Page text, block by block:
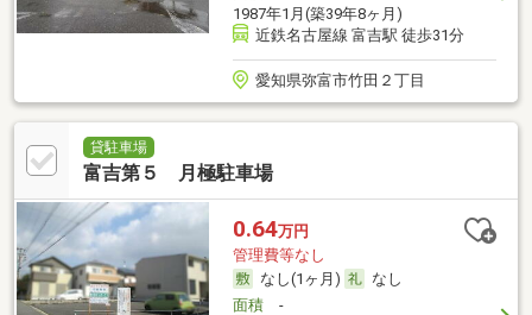
1987年1月(築39年8ヶ月)
近鉄名古屋線 富吉駅 徒歩31分
愛知県弥富市竹田２丁目
貸駐車場
富吉第５ 月極駐車場
0.64万円
管理費等なし
なし(1ヶ月)
なし
面積-